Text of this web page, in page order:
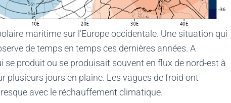
maritime sur l’Europe occidentale. Une situation qui
de temps en temps ces dernières années. A
se produit ou se produisait souvent en flux de nord-est à
plusieurs jours en plaine. Les vagues de froid ont
avec le réchauffement climatique.